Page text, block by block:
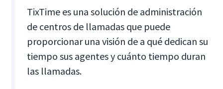
TixTime es una solución de administración
de centros de llamadas que puede
proporcionar una visión de a qué dedican su
tiempo sus agentes y cuánto tiempo duran
las llamadas.